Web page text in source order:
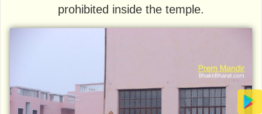
prohibited inside the temple.